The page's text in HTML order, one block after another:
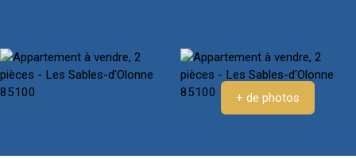
Rejoignez-
nous
Estimatio
n
+ de photos